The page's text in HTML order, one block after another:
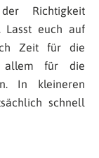
Richtigkeit
Lasst euch auf
Zeit für die
allem für die
In kleineren
schnell